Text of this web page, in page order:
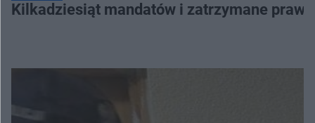
Kilkadziesiąt mandatów i zatrzymane